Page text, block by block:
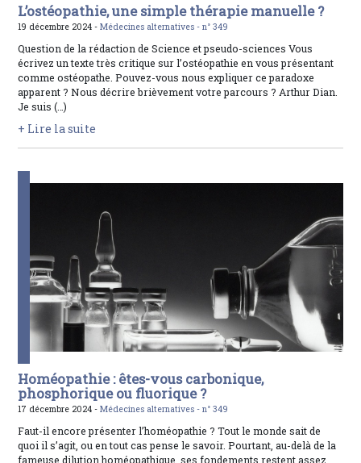
L’ostéopathie, une simple thérapie manuelle ?
19 décembre 2024 -Médecines alternatives -n° 349
Question de la rédaction de Science et pseudo-sciences Vous
écrivez un texte très critique sur l’ostéopathie en vous présentant
comme ostéopathe. Pouvez-vous nous expliquer ce paradoxe
apparent ? Nous décrire brièvement votre parcours ? Arthur Dian.
Je suis (…)
+ Lire la suite
Homéopathie : êtes-vous carbonique,
phosphorique ou fluorique ?
17 décembre 2024 -Médecines alternatives -n° 349
Faut-il encore présenter l’homéopathie ? Tout le monde sait de
quoi il s’agit, ou en tout cas pense le savoir. Pourtant, au-delà de la
fameuse dilution homéopathique, ses fondements restent assez